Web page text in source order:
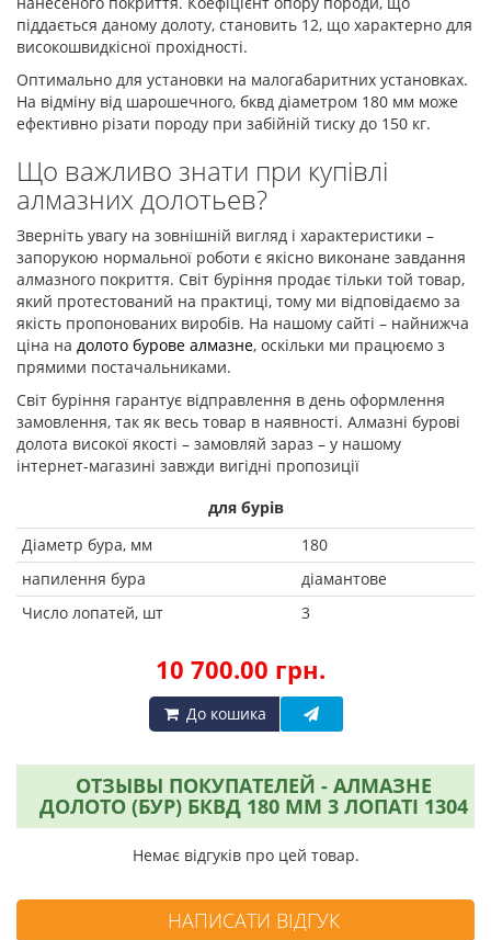
піддається даному долоту, становить 12, що характерно для
високошвидкісної прохідності.
Оптимально для установки на малогабаритних установках.
На відміну від шарошечного, бквд діаметром 180 мм може
ефективно різати породу при забійній тиску до 150 кг.
Що важливо знати при купівлі
алмазних долотьев?
Зверніть увагу на зовнішній вигляд і характеристики –
запорукою нормальної роботи є якісно виконане завдання
алмазного покриття. Світ буріння продає тільки той товар,
який протестований на практиці, тому ми відповідаємо за
якість пропонованих виробів. На нашому сайті – найнижча
ціна на долото бурове алмазне, оскільки ми працюємо з
прямими постачальниками.
Світ буріння гарантує відправлення в день оформлення
замовлення, так як весь товар в наявності. Алмазні бурові
долота високої якості – замовляй зараз – у нашому
інтернет-магазині завжди вигідні пропозиції
для бурів
Діаметр бура, мм
180
напилення бура
діамантове
Число лопатей, шт
3
10 700.00 грн.
До кошика
ОТЗЫВЫ ПОКУПАТЕЛЕЙ - АЛМАЗНЕ
ДОЛОТО (БУР) БКВД 180 ММ 3 ЛОПАТІ 1304
Немає відгуків про цей товар.
НАПИСАТИ ВІДГУК